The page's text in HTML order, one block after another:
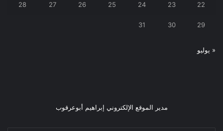
22
23
24
25
26
27
28
29
30
31
« يوليو
مدير الموقع الإلكتروني إبراهيم أبوعرقوب